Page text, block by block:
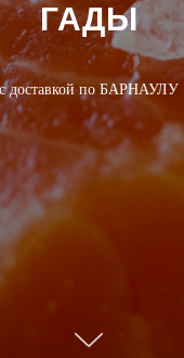
ГАДЫ
с доставкой по БАРНАУЛУ